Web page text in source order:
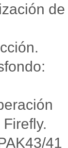
de
41